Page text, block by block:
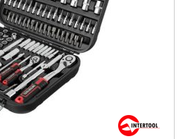
мм